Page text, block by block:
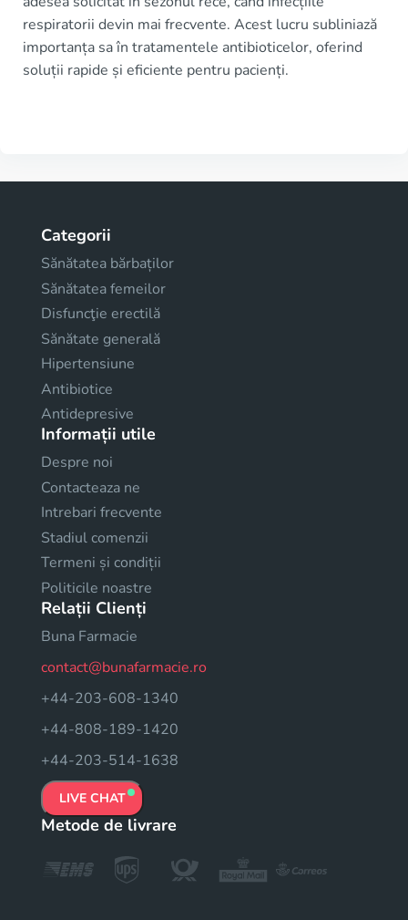
respiratorii devin mai frecvente. Acest lucru subliniază
importanța sa în tratamentele antibioticelor, oferind
soluții rapide și eficiente pentru pacienți.
Categorii
Sănătatea bărbaților
Sănătatea femeilor
Disfuncţie erectilă
Sănătate generală
Hipertensiune
Antibiotice
Antidepresive
Informații utile
Despre noi
Contacteaza ne
Intrebari frecvente
Stadiul comenzii
Termeni și condiții
Politicile noastre
Relații Clienți
Buna Farmacie
contact@bunafarmacie.ro
+44-203-608-1340
+44-808-189-1420
+44-203-514-1638
LIVE CHAT
Metode de livrare